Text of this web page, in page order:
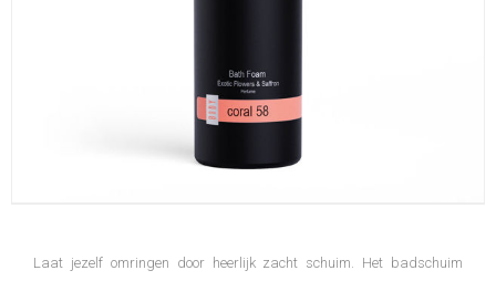
Laat jezelf omringen door heerlijk zacht schuim. Het badschuim